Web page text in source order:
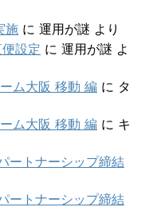
施 に 運用が謎 より
設定 に 運用が謎 よ
ム大阪 移動 編 に タ
ム大阪 移動 編 に キ
ートナーシップ締結
ートナーシップ締結